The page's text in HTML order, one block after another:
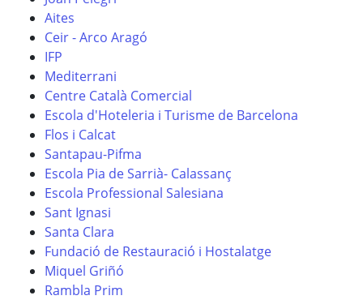
Aites
Ceir - Arco Aragó
IFP
Mediterrani
Centre Català Comercial
Escola d'Hoteleria i Turisme de Barcelona
Flos i Calcat
Santapau-Pifma
Escola Pia de Sarrià- Calassanç
Escola Professional Salesiana
Sant Ignasi
Santa Clara
Fundació de Restauració i Hostalatge
Miquel Griñó
Rambla Prim